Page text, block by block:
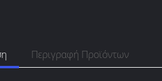
Περιγραφή Προϊόντων